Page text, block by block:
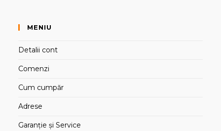
MENIU
Detalii cont
Comenzi
Cum cumpăr
Adrese
Garanție și Service